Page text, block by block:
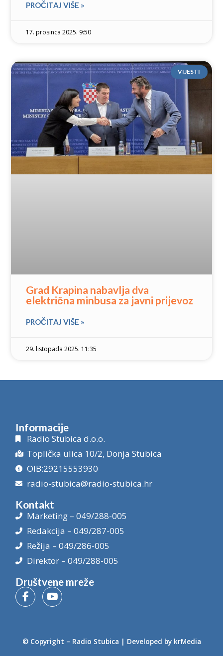
PROČITAJ VIŠE »
17. prosinca 2025. 9:50
VIJESTI
Grad Krapina nabavlja dva
električna minbusa za javni prijevoz
PROČITAJ VIŠE »
29. listopada 2025. 11:35
Informacije
Radio Stubica d.o.o.
Toplička ulica 10/2, Donja Stubica
OIB:29215553930
radio-stubica@radio-stubica.hr
Kontakt
Marketing – 049/288-005
Redakcija – 049/287-005
Režija – 049/286-005
Direktor – 049/288-005
Društvene mreže
© Copyright – Radio Stubica | Developed by krMedia